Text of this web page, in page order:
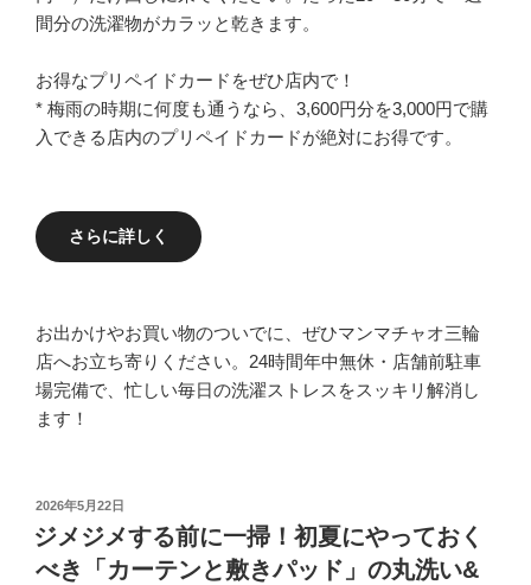
間分の洗濯物がカラッと乾きます。
お得なプリペイドカードをぜひ店内で！
* 梅雨の時期に何度も通うなら、3,600円分を3,000円で購
入できる店内のプリペイドカードが絶対にお得です。
さらに詳しく
お出かけやお買い物のついでに、ぜひマンマチャオ三輪
店へお立ち寄りください。24時間年中無休・店舗前駐車
場完備で、忙しい毎日の洗濯ストレスをスッキリ解消し
ます！
投
稿
日:
2026年5月22日
ジメジメする前に一掃！初夏にやっておく
べき「カーテンと敷きパッド」の丸洗い&